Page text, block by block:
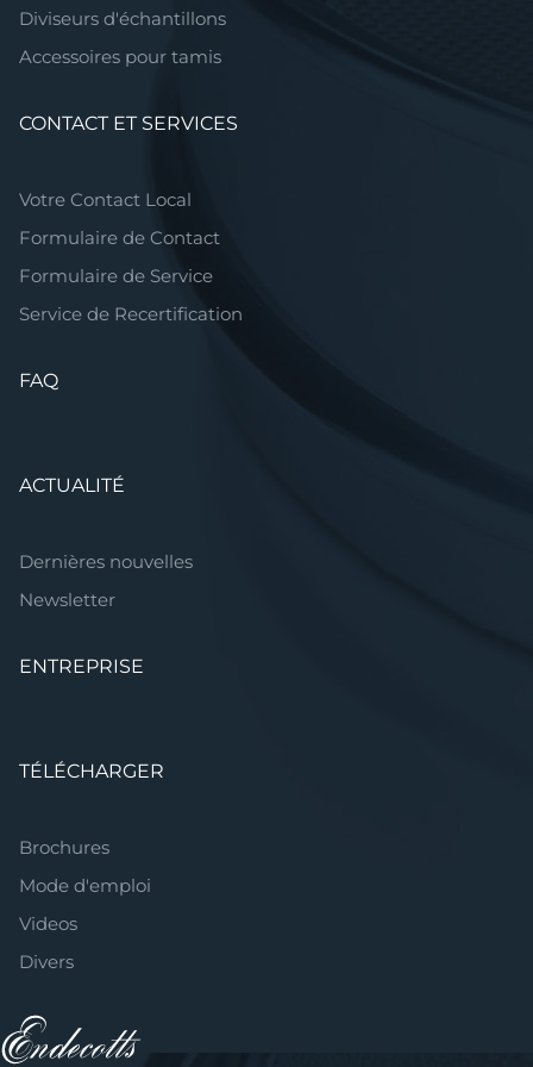
Diviseurs d'échantillons
Accessoires pour tamis
CONTACT ET SERVICES
Votre Contact Local
Formulaire de Contact
Formulaire de Service
Service de Recertification
FAQ
ACTUALITÉ
Dernières nouvelles
Newsletter
ENTREPRISE
TÉLÉCHARGER
Brochures
Mode d'emploi
Videos
Divers